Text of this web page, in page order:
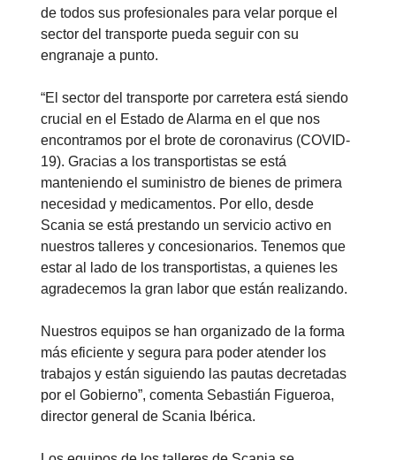
de todos sus profesionales para velar porque el
sector del transporte pueda seguir con su
engranaje a punto.
“El sector del transporte por carretera está siendo
crucial en el Estado de Alarma en el que nos
encontramos por el brote de coronavirus (COVID-
19). Gracias a los transportistas se está
manteniendo el suministro de bienes de primera
necesidad y medicamentos. Por ello, desde
Scania se está prestando un servicio activo en
nuestros talleres y concesionarios. Tenemos que
estar al lado de los transportistas, a quienes les
agradecemos la gran labor que están realizando.
Nuestros equipos se han organizado de la forma
más eficiente y segura para poder atender los
trabajos y están siguiendo las pautas decretadas
por el Gobierno”, comenta Sebastián Figueroa,
director general de Scania Ibérica.